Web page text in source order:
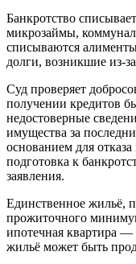
Банкротство
микрозаймы,
списываются
долги, возникшие из-
Суд проверяет
получении кредитов
недостоверные
имущества за
основанием для
подготовка к
заявления.
Единственное жильё,
прожиточного
ипотечная квартира —
жильё может быть